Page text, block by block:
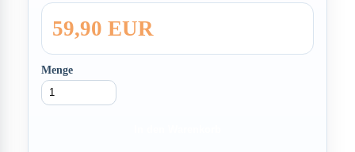
59,90 EUR
Menge